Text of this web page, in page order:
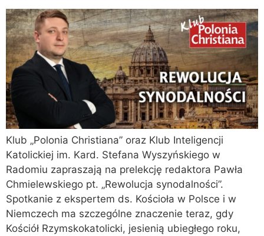
Klub „Polonia Christiana” oraz Klub Inteligencji
Katolickiej im. Kard. Stefana Wyszyńskiego w
Radomiu zapraszają na prelekcję redaktora Pawła
Chmielewskiego pt. „Rewolucja synodalności”.
Spotkanie z ekspertem ds. Kościoła w Polsce i w
Niemczech ma szczególne znaczenie teraz, gdy
Kościół Rzymskokatolicki, jesienią ubiegłego roku,